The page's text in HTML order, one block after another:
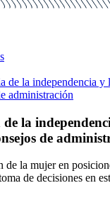
de la independencia y
administración
la
de
de la mujer en
de decisiones en